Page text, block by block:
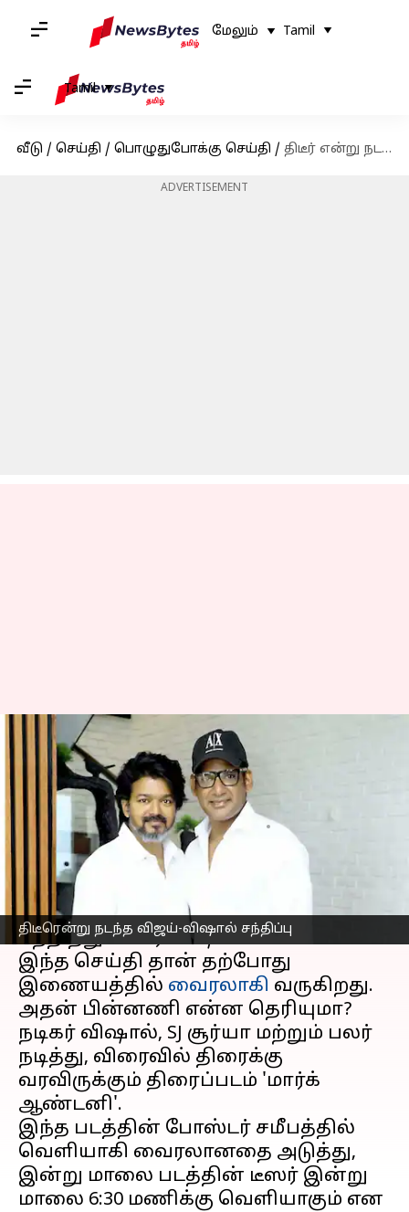
மேலும் Tamil
Tamil
வீடு / செய்தி / பொழுதுபோக்கு செய்தி / திடீர் என்று நடந்த விஜய்-விஷால் சந்திப்பு; பின்னணி என்ன?
ADVERTISEMENT
திடீரென்று நடந்த விஜய்-விஷால் சந்திப்பு
திடீர் என்று நடந்த விஜய்-
விஷால் சந்திப்பு;
பின்னணி என்ன?
Venkatalakshmi V Apr 27, 2023 03:28 pm
செய்தி முன்னோட்டம்
நடிகர் விஜய்யைநேரில்
சந்தித்துள்ளார் விஷால்!
இந்த செய்தி தான் தற்போது
இணையத்தில் வைரலாகி வருகிறது.
அதன் பின்னணி என்ன தெரியுமா?
நடிகர் விஷால், SJ சூர்யா மற்றும் பலர்
நடித்து, விரைவில் திரைக்கு
வரவிருக்கும் திரைப்படம் 'மார்க்
ஆண்டனி'.
இந்த படத்தின் போஸ்டர் சமீபத்தில்
வெளியாகி வைரலானதை அடுத்து,
இன்று மாலை படத்தின் டீஸர் இன்று
மாலை 6:30 மணிக்கு வெளியாகும் என